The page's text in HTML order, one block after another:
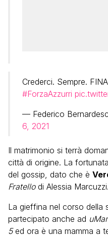
Crederci. Sempre.
#ForzaAzzurri
— Federico
6, 2021
Il matrimonio si terrà
città di origine. La
del gossip, dato che è
Fratellodi Alessia Marcuzzi.
La gieffina nel corso della
partecipato anche ad
5ed ora è una mamma a